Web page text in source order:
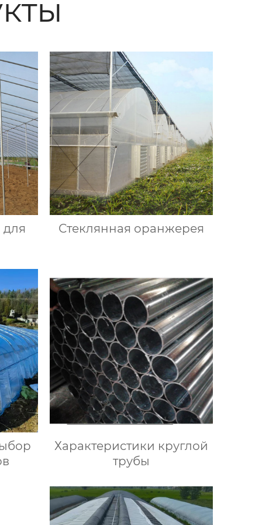
для Стеклянная оранжерея
Характеристики круглой
трубы